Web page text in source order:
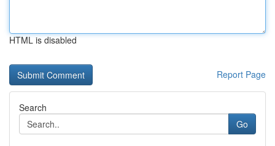
HTML is disabled
Report Page
Search
Go